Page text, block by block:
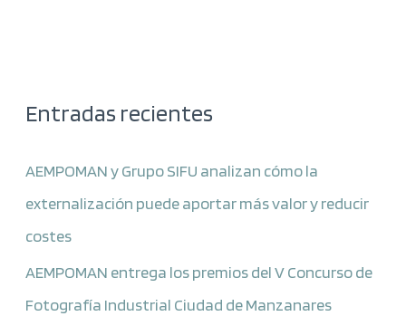
Entradas recientes
AEMPOMAN y Grupo SIFU analizan cómo la
externalización puede aportar más valor y reducir
costes
AEMPOMAN entrega los premios del V Concurso de
Fotografía Industrial Ciudad de Manzanares